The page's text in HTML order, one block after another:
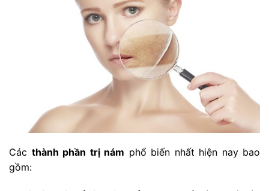
Các thành phần trị nám phổ biến nhất hiện nay bao
gồm: